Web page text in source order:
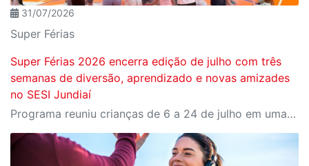
31/07/2026
Super Férias
Super Férias 2026 encerra edição de julho com três
semanas de diversão, aprendizado e novas amizades
no SESI Jundiaí
Programa reuniu crianças de 6 a 24 de julho em uma programação repleta de brincadeiras, oficinas, esportes e experiências inesquecíveis, encerrando as atividades com uma apresentação especial do Ciência em Show